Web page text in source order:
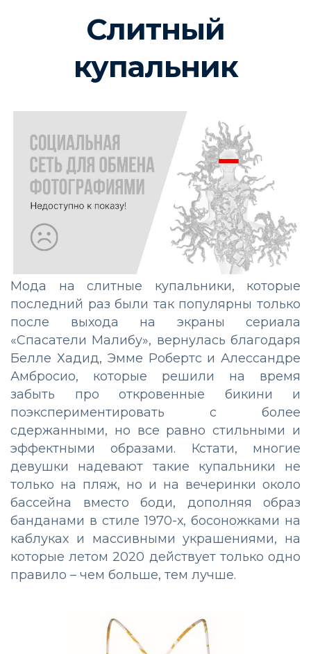
Слитный
купальник
Мода на слитные купальники, которые
последний раз были так популярны только
после выхода на экраны сериала
«Спасатели Малибу», вернулась благодаря
Белле Хадид, Эмме Робертс и Алессандре
Амбросио, которые решили на время
забыть про откровенные бикини и
поэкспериментировать с более
сдержанными, но все равно стильными и
эффектными образами. Кстати, многие
девушки надевают такие купальники не
только на пляж, но и на вечеринки около
бассейна вместо боди, дополняя образ
банданами в стиле 1970-х, босоножками на
каблуках и массивными украшениями, на
которые летом 2020 действует только одно
правило – чем больше, тем лучше.